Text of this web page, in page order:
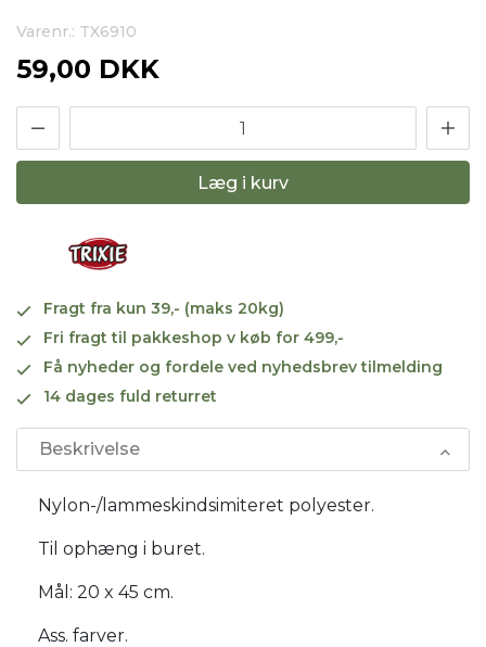
Varenr.: TX6910
59,00 DKK
Læg i kurv
Fragt fra kun 39,- (maks 20kg)
Fri fragt til pakkeshop v køb for 499,-
Få nyheder og fordele ved nyhedsbrev tilmelding
14 dages fuld returret
Beskrivelse
Nylon-/lammeskindsimiteret polyester.
Til ophæng i buret.
Mål: 20 x 45 cm.
Ass. farver.